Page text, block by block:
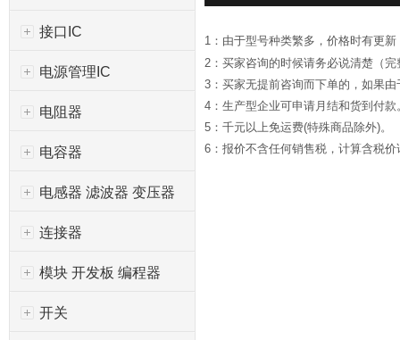
接口IC
电源管理IC
电阻器
电容器
电感器 滤波器 变压器
连接器
模块 开发板 编程器
开关
1：由于型号种类繁多，价格时有更
2：买家咨询的时候请务必说清楚（
3：买家无提前咨询而下单的，如果
4：生产型企业可申请月结和货到付款
5：千元以上免运费(特殊商品除外)。
6：报价不含任何销售税，计算含税价